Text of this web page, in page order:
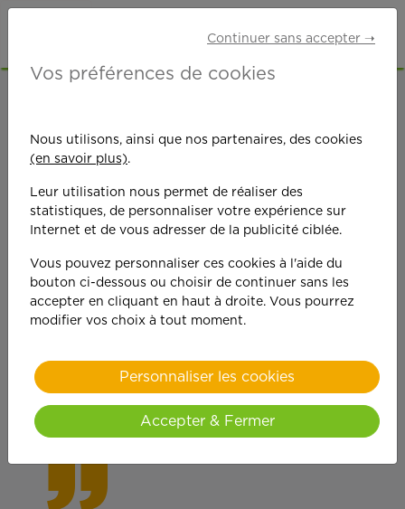
LIVRY-GARGAN
On est toujours plus
quand on y met du
cœur !
Continuer sans accepter ➝
Vos préférences de cookies
Nous utilisons, ainsi que nos partenaires, des cookies
(en savoir plus).
Leur utilisation nous permet de réaliser des
statistiques, de personnaliser votre expérience sur
Internet et de vous adresser de la publicité ciblée.
Vous pouvez personnaliser ces cookies à l'aide du
bouton ci-dessous ou choisir de continuer sans les
accepter en cliquant en haut à droite. Vous pourrez
modifier vos choix à tout moment.
Personnaliser les cookies
Accepter & Fermer